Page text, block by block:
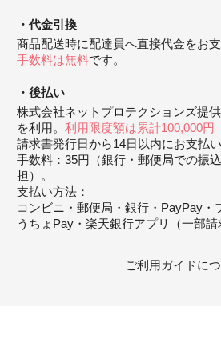
代金引換
商品配送時に配達員へ直接代金をお支
手数料は無料です。
後払い
株式会社ネットプロテクションズ提
を利用。 利用限度額は累計100,000円
請求書発行日から14日以内にお支払い
手数料：35円（銀行・郵便局での振
担）。
支払い方法：
コンビニ・郵便局・銀行・PayPay・
うちょPay・楽天銀行アプリ（一部請
ご利用ガイドに